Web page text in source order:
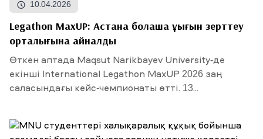
10.04.2026
Legathon MaxUP: Астана болашақ құқығын зерттеу
орталығына айналды
Өткен аптада Maqsut Narikbayev University-де
екінші International Legathon MaxUP 2026 заң
саласындағы кейс-чемпионаты өтті. 13...